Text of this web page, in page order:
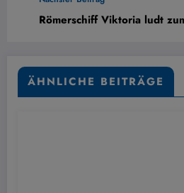
Römerschiff Viktoria ludt
ÄHNLICHE BEITRÄGE